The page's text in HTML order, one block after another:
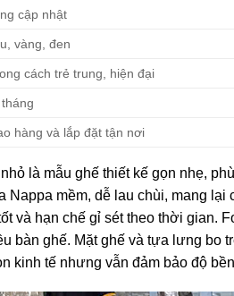
cập nhật
vàng, đen
cách trẻ trung, hiện đại
hàng và lắp đặt tận nơi
là mẫu ghế thiết kế gọn nhẹ,
Nappa mềm, dễ lau chùi, mang
và hạn chế gỉ sét theo thời gian.
bàn ghế. Mặt ghế và tựa lưng bo
kinh tế nhưng vẫn đảm bảo độ